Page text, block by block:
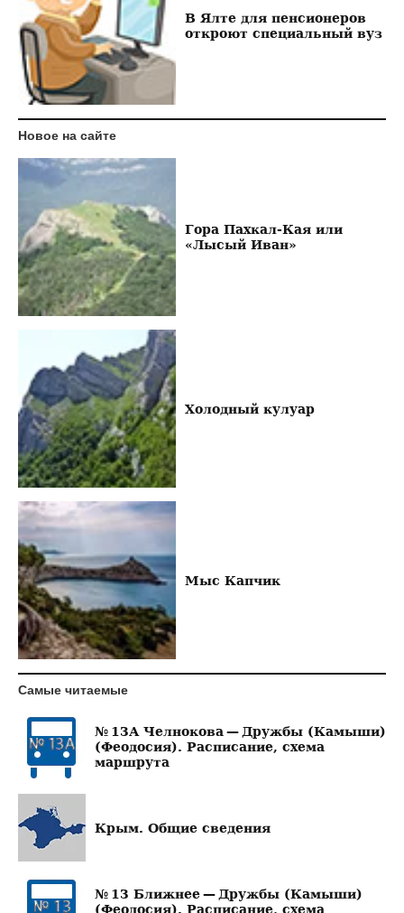
В Ялте для пенсионеров
откроют специальный вуз
Новое на сайте
Гора Пахкал-Кая или
«Лысый Иван»
Холодный кулуар
Мыс Капчик
Самые читаемые
№ 13А Челнокова — Дружбы (Камыши)
(Феодосия). Расписание, схема
маршрута
Крым. Общие сведения
№ 13 Ближнее — Дружбы (Камыши)
(Феодосия). Расписание, схема